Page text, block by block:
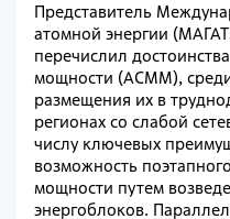
Представитель
атомной энергии
перечислил
мощности (АСММ),
размещения их в
регионах со слабой
числу ключевых преимуществ он
возможность
мощности путем
энергоблоков.